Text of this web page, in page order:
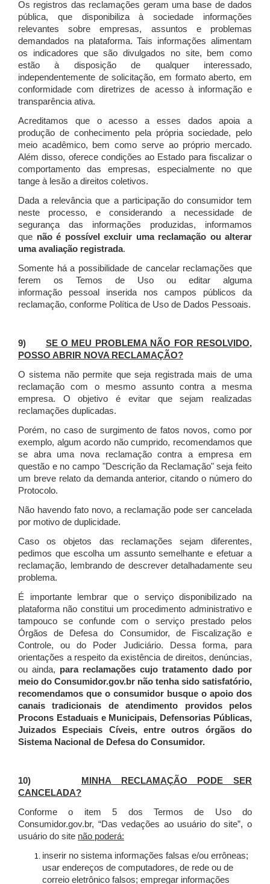
Os registros das reclamações geram uma base de dados
pública, que disponibiliza à sociedade informações
relevantes sobre empresas, assuntos e problemas
demandados na plataforma. Tais informações alimentam
os indicadores que são divulgados no site, bem como
estão à disposição de qualquer interessado,
independentemente de solicitação, em formato aberto, em
conformidade com diretrizes de acesso à informação e
transparência ativa.
Acreditamos que o acesso a esses dados apoia a
produção de conhecimento pela própria sociedade, pelo
meio acadêmico, bem como serve ao próprio mercado.
Além disso, oferece condições ao Estado para fiscalizar o
comportamento das empresas, especialmente no que
tange à lesão a direitos coletivos.
Dada a relevância que a participação do consumidor tem
neste processo, e considerando a necessidade de
segurança das informações produzidas, informamos
que não é possível excluir uma reclamação ou alterar
uma avaliação registrada.
Somente há a possibilidade de cancelar reclamações que
ferem os Temos de Uso ou editar alguma
informação pessoal inserida nos campos públicos da
reclamação, conforme Política de Uso de Dados Pessoais.
9) SE O MEU PROBLEMA NÃO FOR RESOLVIDO,
POSSO ABRIR NOVA RECLAMAÇÃO?
O sistema não permite que seja registrada mais de uma
reclamação com o mesmo assunto contra a mesma
empresa. O objetivo é evitar que sejam realizadas
reclamações duplicadas.
Porém, no caso de surgimento de fatos novos, como por
exemplo, algum acordo não cumprido, recomendamos que
se abra uma nova reclamação contra a empresa em
questão e no campo "Descrição da Reclamação" seja feito
um breve relato da demanda anterior, citando o número do
Protocolo.
Não havendo fato novo, a reclamação pode ser cancelada
por motivo de duplicidade.
Caso os objetos das reclamações sejam diferentes,
pedimos que escolha um assunto semelhante e efetuar a
reclamação, lembrando de descrever detalhadamente seu
problema.
É importante lembrar que o serviço disponibilizado na
plataforma não constitui um procedimento administrativo e
tampouco se confunde com o serviço prestado pelos
Órgãos de Defesa do Consumidor, de Fiscalização e
Controle, ou do Poder Judiciário. Dessa forma, para
orientações a respeito da existência de direitos, denúncias,
ou ainda, para reclamações cujo tratamento dado por
meio do Consumidor.gov.br não tenha sido satisfatório,
recomendamos que o consumidor busque o apoio dos
canais tradicionais de atendimento providos pelos
Procons Estaduais e Municipais, Defensorias Públicas,
Juizados Especiais Cíveis, entre outros órgãos do
Sistema Nacional de Defesa do Consumidor.
10)
MINHA RECLAMAÇÃO PODE SER
CANCELADA?
Conforme o item 5 dos Termos de Uso do
Consumidor.gov.br, “Das vedações ao usuário do site”, o
usuário do site não poderá:
inserir no sistema informações falsas e/ou errôneas;
usar endereços de computadores, de rede ou de
correio eletrônico falsos; empregar informações